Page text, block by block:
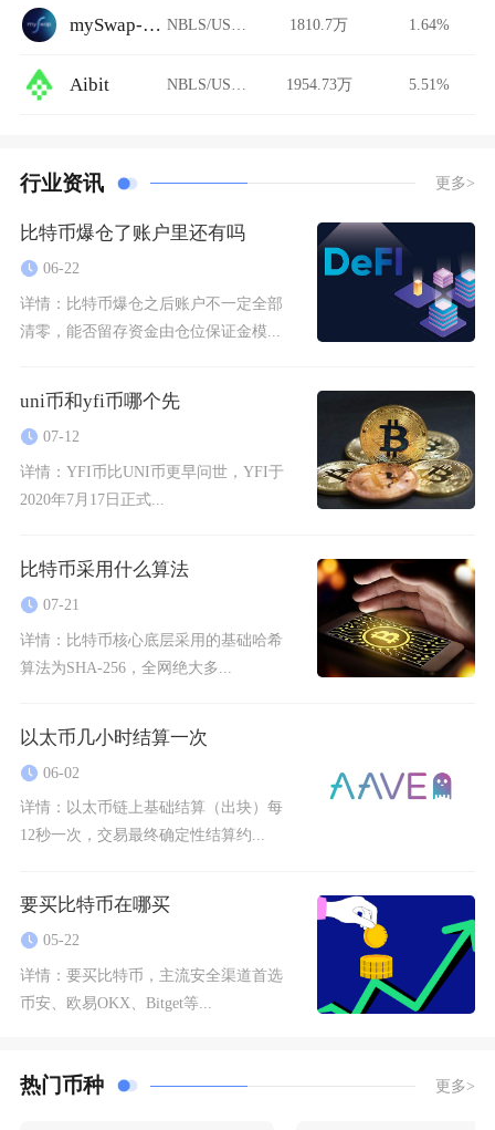
mySwap-CL 1810.7万 1.64%
Aibit 1954.73万 5.51%
行业资讯 更多>
比特币爆仓了账户里还有吗
06-22
详情： 比特币爆仓之后账户不一定全部
清零，能否留存资金由仓位保证金模...
uni币和yfi币哪个先
07-12
详情： YFI币比UNI币更早问世，YFI于
2020年7月17日正式...
比特币采用什么算法
07-21
详情： 比特币核心底层采用的基础哈希
算法为SHA-256，全网绝大多...
以太币几小时结算一次
06-02
详情： 以太币链上基础结算（出块）每
12秒一次，交易最终确定性结算约...
要买比特币在哪买
05-22
详情： 要买比特币，主流安全渠道首选
币安、欧易OKX、Bitget等...
热门币种 更多>